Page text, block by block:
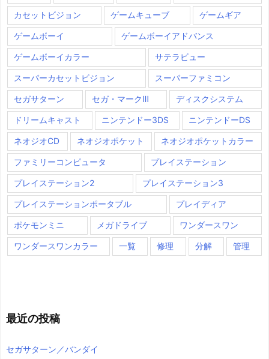
カセットビジョン ゲームキューブ ゲームギア
ゲームボーイ ゲームボーイアドバンス
ゲームボーイカラー サテラビュー
スーパーカセットビジョン スーパーファミコン
セガサターン セガ・マークⅢ ディスクシステム
ドリームキャスト ニンテンドー3DS ニンテンドーDS
ネオジオCD ネオジオポケット ネオジオポケットカラー
ファミリーコンピュータ プレイステーション
プレイステーション2 プレイステーション3
プレイステーションポータブル プレイディア
ポケモンミニ メガドライブ ワンダースワン
ワンダースワンカラー 一覧 修理 分解 管理
最近の投稿
セガサターン／バンダイ